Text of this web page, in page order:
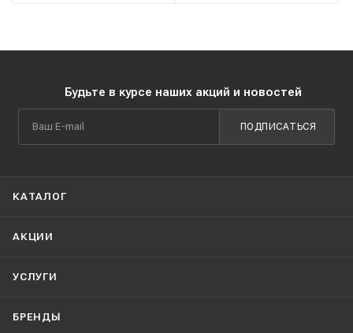
Будьте в курсе наших акций и новостей
ПОДПИСАТЬСЯ
КАТАЛОГ
АКЦИИ
УСЛУГИ
БРЕНДЫ